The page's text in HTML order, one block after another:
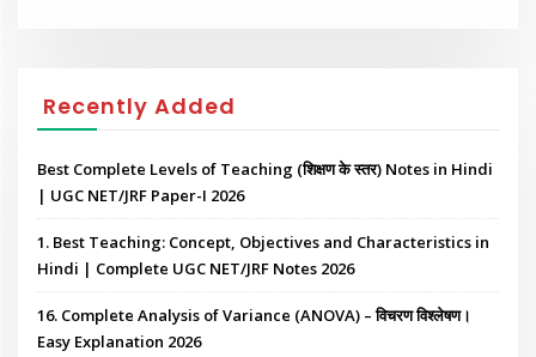
Recently Added
Best Complete Levels of Teaching (शिक्षण के स्तर) Notes in Hindi
| UGC NET/JRF Paper-I 2026
1. Best Teaching: Concept, Objectives and Characteristics in
Hindi | Complete UGC NET/JRF Notes 2026
16. Complete Analysis of Variance (ANOVA) – विचरण विश्लेषण।
Easy Explanation 2026